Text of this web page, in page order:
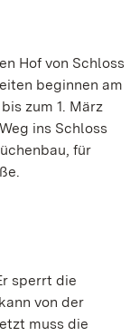
Hof von Schloss
beginnen am
zum 1. März
ins Schloss
für
sperrt die
von der
muss die